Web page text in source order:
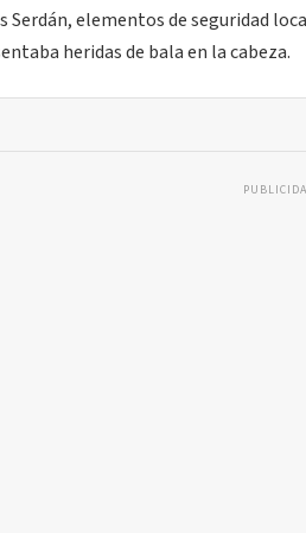
elementos de seguridad
heridas de bala en la cabeza.